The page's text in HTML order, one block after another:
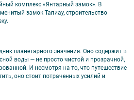
комплекс «Янтарный замок». В
замок Тапиау, строительство
планетарного значения. Оно содержит в
воды — не просто чистой и прозрачной,
И несмотря на то, что путешествие
оно стоит потраченных усилий и